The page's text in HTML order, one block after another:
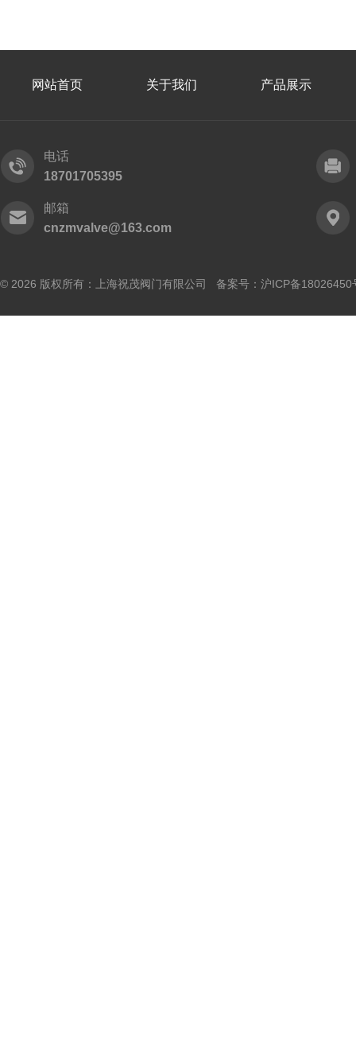
网站首页 关于我们 产品展示
电话
18701705395
邮箱
cnzmvalve@163.com
© 2026 版权所有：上海祝茂阀门有限公司 备案号： 沪ICP备18026450